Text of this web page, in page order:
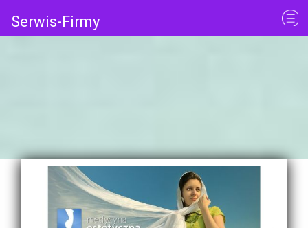
Serwis-Firmy